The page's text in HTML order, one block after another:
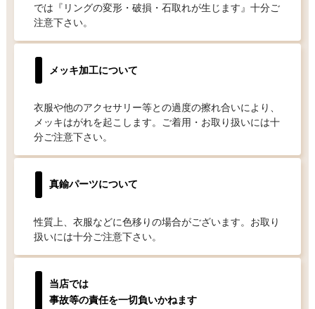
では『リングの変形・破損・石取れが生じます』十分ご
注意下さい。
メッキ加工について
衣服や他のアクセサリー等との過度の擦れ合いにより、
メッキはがれを起こします。ご着用・お取り扱いには十
分ご注意下さい。
真鍮パーツについて
性質上、衣服などに色移りの場合がございます。お取り
扱いには十分ご注意下さい。
当店では
事故等の責任を一切負いかねます